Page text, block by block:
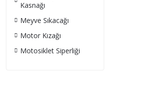
Kasnağı
Meyve Sıkacağı
Motor Kızağı
Motosiklet Siperliği